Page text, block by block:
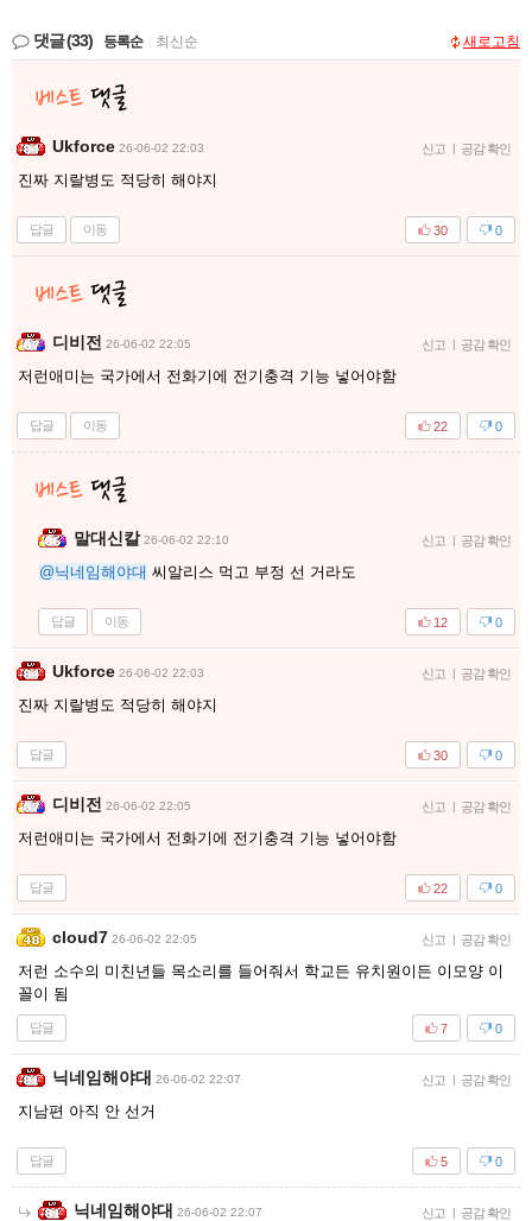
댓글(33) 등록순 최신순 새로고침
Ukforce 26-06-02 22:03 신고 | 공감 확인
진짜 지랄병도 적당히 해야지
답글 이동 0
30
디비전 26-06-02 22:05 신고 | 공감 확인
저런애미는 국가에서 전화기에 전기충격 기능 넣어야함
답글 이동 0
22
말대신칼 26-06-02 22:10 신고 | 공감 확인
@닉네임해야대 씨알리스 먹고 부정 선 거라도
답글 이동 0
12
Ukforce 26-06-02 22:03 신고 | 공감 확인
진짜 지랄병도 적당히 해야지
답글 0
30
디비전 26-06-02 22:05 신고 | 공감 확인
저런애미는 국가에서 전화기에 전기충격 기능 넣어야함
답글 0
22
cloud7 26-06-02 22:05 신고 | 공감 확인
저런 소수의 미친년들 목소리를 들어줘서 학교든 유치원이든 이모양 이
꼴이 됨
답글 0
7
닉네임해야대 26-06-02 22:07 신고 | 공감 확인
지남편 아직 안 선거
답글 0
5
닉네임해야대 26-06-02 22:07 신고 | 공감 확인